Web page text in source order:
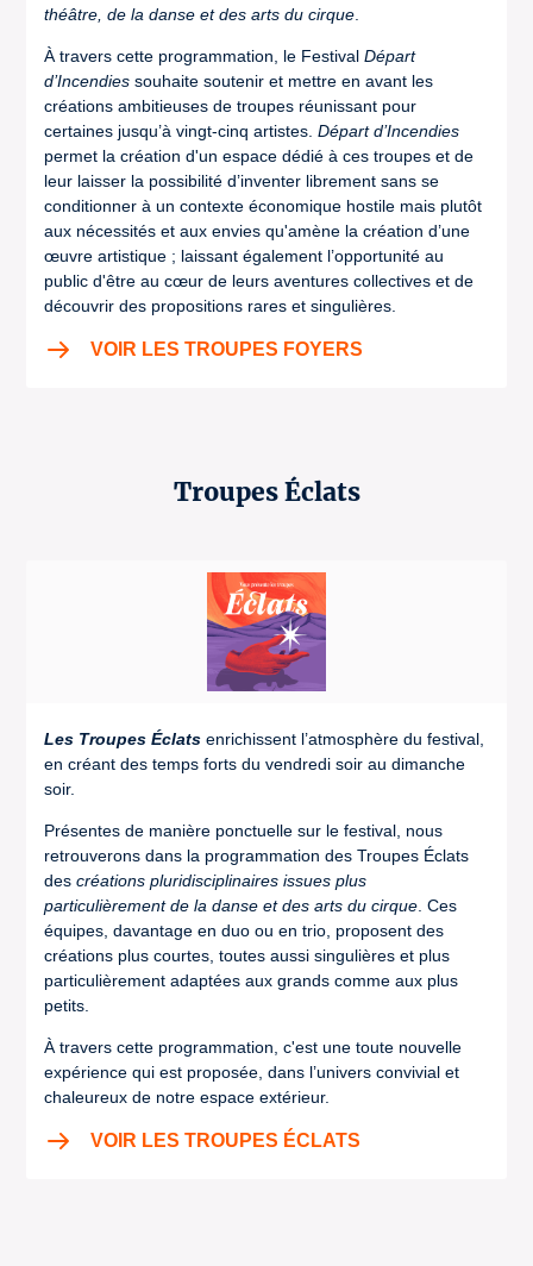
théâtre, de la danse et des arts du cirque
À travers cette programmation, le Festival Départ
d’Incendies souhaite soutenir et mettre en avant les
créations ambitieuses de troupes réunissant pour
certaines jusqu’à vingt-cinq artistes. Départ d’Incendies
permet la création d'un espace dédié à ces troupes et de
leur laisser la possibilité d’inventer librement sans se
conditionner à un contexte économique hostile mais plutôt
aux nécessités et aux envies qu'amène la création d’une
œuvre artistique ; laissant également l’opportunité au
public d'être au cœur de leurs aventures collectives et de
découvrir des propositions rares et singulières.
VOIR LES TROUPES FOYERS
Troupes Éclats
Les Troupes Éclats enrichissent l’atmosphère du festival,
en créant des temps forts du vendredi soir au dimanche
soir.
Présentes de manière ponctuelle sur le festival, nous
retrouverons dans la programmation des Troupes Éclats
des créations pluridisciplinaires issues plus
particulièrement de la danse et des arts du cirque . Ces
équipes, davantage en duo ou en trio, proposent des
créations plus courtes, toutes aussi singulières et plus
particulièrement adaptées aux grands comme aux plus
petits.
À travers cette programmation, c'est une toute nouvelle
expérience qui est proposée, dans l’univers convivial et
chaleureux de notre espace extérieur.
VOIR LES TROUPES ÉCLATS